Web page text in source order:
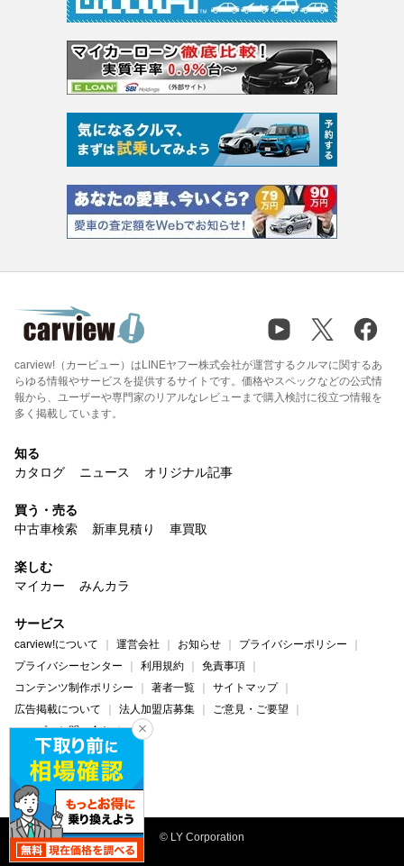
carview!（カービュー）はLINEヤフー株式会社が運営するクルマに関するあ
らゆる情報やサービスを提供するサイトです。価格やスペックなどの公式情
報から、ユーザーや専門家のリアルなレビューまで購入検討に役立つ情報を
多く掲載しています。
知る
カタログ
ニュース オリジナル記事
買う・売る
中古車検索
新車見積り 車買取
楽しむ
マイカー
みんカラ
サービス
carview!について 運営会社 お知らせ
プライバシーポリシー
プライバシーセンター
利用規約
免責事項
コンテンツ制作ポリシー
著者一覧
サイトマップ
広告掲載について
法人加盟店募集
ご意見・ご要望
ヘルプ・お問い合わせ
carview! Yahoo! JAPAN
© LY Corporation